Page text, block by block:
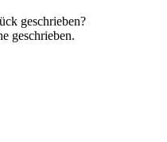
geschrieben?
geschrieben.